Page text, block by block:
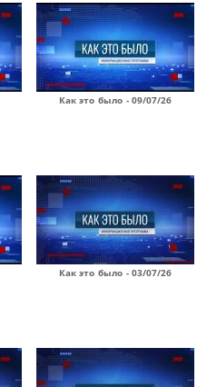
Как это было - 09/07/26
Как это было - 03/07/26